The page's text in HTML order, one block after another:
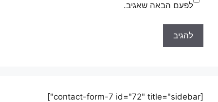
לפעם הבאה שאגיב.
[contact-form-7 id="72" title="sidebar"]